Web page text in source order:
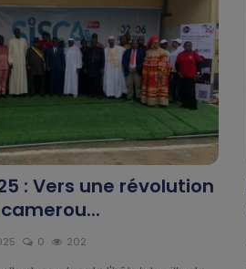
: Vers une révolution
0 202